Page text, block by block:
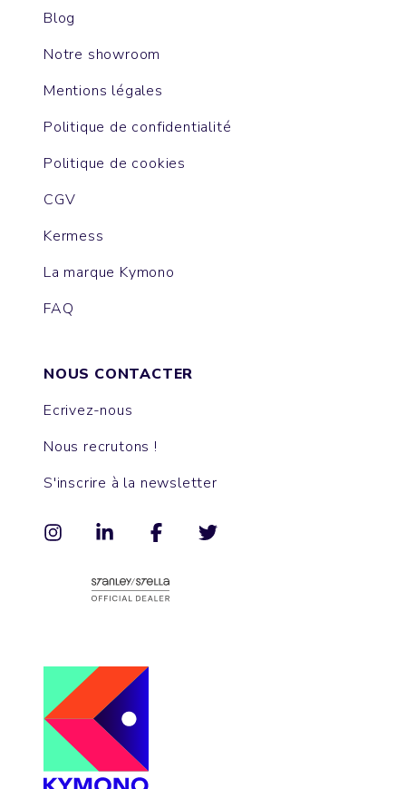
Blog
Notre showroom
Mentions légales
Politique de confidentialité
Politique de cookies
CGV
Kermess
La marque Kymono
FAQ
NOUS CONTACTER
Ecrivez-nous
Nous recrutons !
S'inscrire à la newsletter